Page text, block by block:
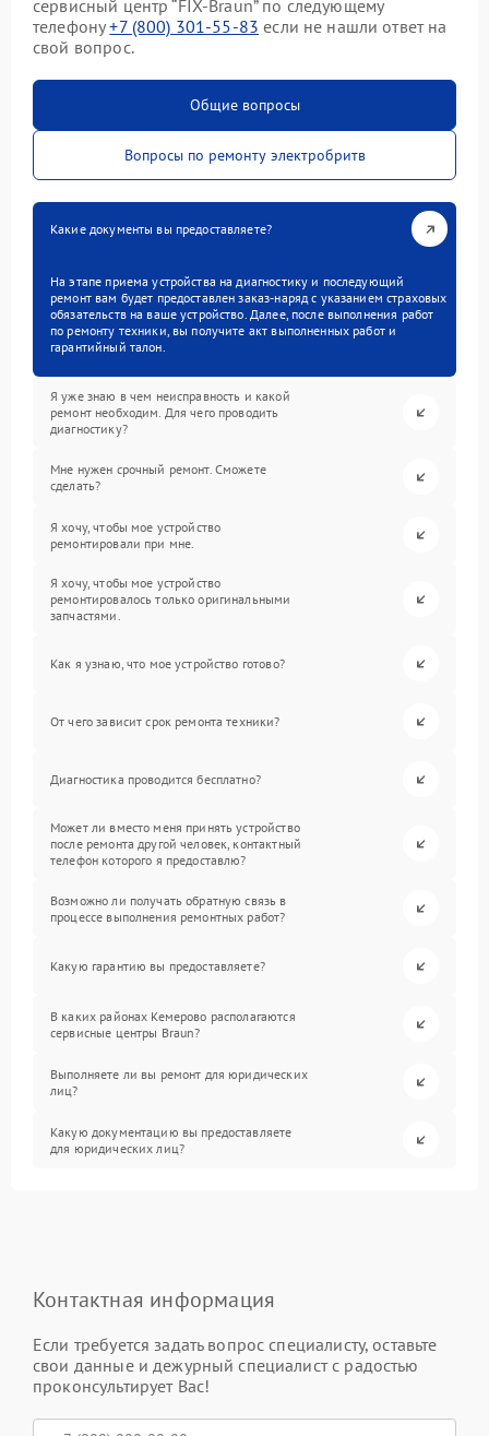
сервисный центр “FIX-Braun” по следующему
телефону+7 (800) 301-55-83 если не нашли ответ на
свой вопрос.
Общие вопросы
Вопросы по ремонту электробритв
Какие документы вы предоставляете?
На этапе приема устройства на диагностику и последующий
ремонт вам будет предоставлен заказ-наряд с указанием страховых
обязательств на ваше устройство. Далее, после выполнения работ
по ремонту техники, вы получите акт выполненных работ и
гарантийный талон.
Я уже знаю в чем неисправность и какой
ремонт необходим. Для чего проводить
диагностику?
Мне нужен срочный ремонт. Сможете
сделать?
Я хочу, чтобы мое устройство
ремонтировали при мне.
Я хочу, чтобы мое устройство
ремонтировалось только оригинальными
запчастями.
Как я узнаю, что мое устройство готово?
От чего зависит срок ремонта техники?
Диагностика проводится бесплатно?
Может ли вместо меня принять устройство
после ремонта другой человек, контактный
телефон которого я предоставлю?
Возможно ли получать обратную связь в
процессе выполнения ремонтных работ?
Какую гарантию вы предоставляете?
В каких районах Кемерово располагаются
сервисные центры Braun?
Выполняете ли вы ремонт для юридических
лиц?
Какую документацию вы предоставляете
для юридических лиц?
Контактная информация
Если требуется задать вопрос специалисту, оставьте
свои данные и дежурный специалист с радостью
проконсультирует Вас!